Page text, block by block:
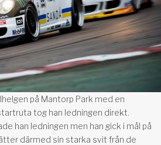
på Mantorp Park med en
tog han ledningen direkt.
han ledningen men han gick i mål på
därmed sin starka svit från de